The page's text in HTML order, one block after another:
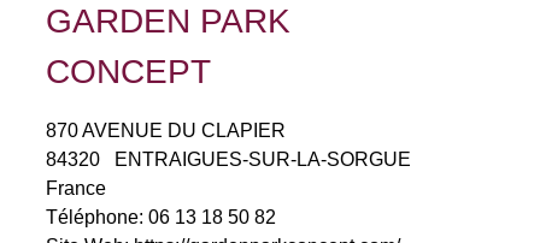
GARDEN PARK
CONCEPT
870 AVENUE DU CLAPIER
84320
ENTRAIGUES-SUR-LA-SORGUE
France
Téléphone: 06 13 18 50 82